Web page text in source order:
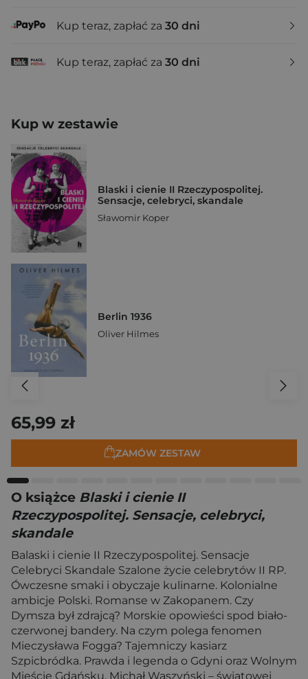
Kup teraz, zapłać za 30 dni
Kup teraz, zapłać za 30 dni
Kup w zestawie
Blaski i cienie II Rzeczypospolitej.
Sensacje, celebryci, skandale
Sławomir Koper
Berlin 1936
Oliver Hilmes
65,99 zł
ZAMÓW ZESTAW
O książce Blaski i cienie II
Rzeczypospolitej. Sensacje, celebryci,
skandale
Balaski i cienie II Rzeczypospolitej. Sensacje
Celebryci Skandale Szalone życie celebrytów II RP.
Ówczesne smaki i obyczaje kulinarne. Kolonialne
ambicje Polski. Romanse w Zakopanem. Czy
Dymsza był zdrajcą? Morskie opowieści spod biało-
czerwonej bandery. Na czym polega fenomen
Mieczysława Fogga? Tajemniczy kasiarz
Szpicbródka. Prawda i legenda o Gdyni oraz Wolnym
Mieście Gdańsku. Michał Waszyński – światowej